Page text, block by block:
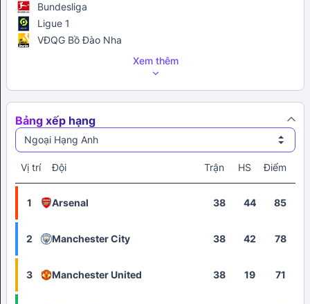
Bundesliga
Ligue 1
VĐQG Bồ Đào Nha
Xem thêm
Bảng xếp hạng
Ngoại Hạng Anh
Vị trí Đội Trận HS Điểm
1 Arsenal 38 44 85
2 Manchester City 38 42 78
3 Manchester United 38 19 71